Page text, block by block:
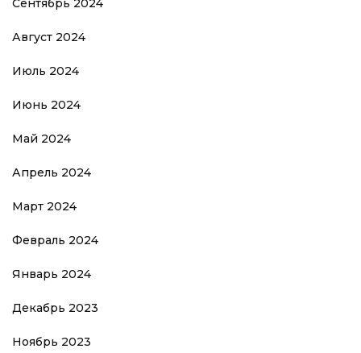
Август 2024
Июль 2024
Июнь 2024
Май 2024
Апрель 2024
Март 2024
Февраль 2024
Январь 2024
Декабрь 2023
Ноябрь 2023